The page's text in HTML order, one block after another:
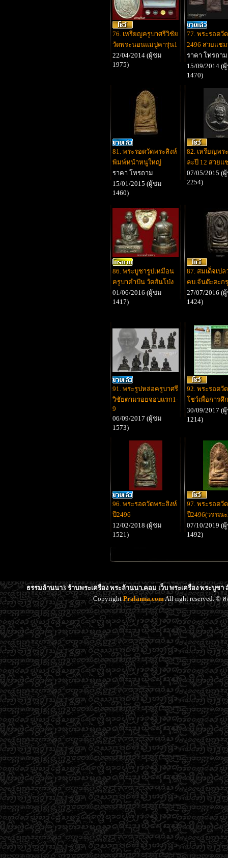
76. เหรียญครูบาศรีวิชัย
วัดพระนอนแม่ปูคารุ่น1
22/04/2014 (ผู้ชม
1975)
77. พระรอดวั
2496 สวยแช
ราคา โทรถาม
15/09/2014 (
1470)
81. พระรอดวัดพระสิงห์
พิมพ์หน้าหนูใหญ่
ราคา โทรถาม
15/01/2015 (ผู้ชม
1460)
82. เหรียญพร
ละปี 12 สวยแ
07/05/2015 (
2254)
86. พระบูชารูปเหมือน
ครูบาคำปัน วัดสันโป่ง
01/06/2016 (ผู้ชม
1417)
87. สมเด็จเปล
คบ.จันต๊ะตะก
27/07/2016 (
1424)
91. พระรูปหล่อครูบาศรี
วิชัยตามรอยจอบแรก1-
9
06/09/2017 (ผู้ชม
1573)
92. พระรอดวั
โชว์เพื่อการศึ
30/09/2017 (
1214)
96. พระรอดวัดพระสิงห์
ปี2496
12/02/2018 (ผู้ชม
1521)
97. พระรอดวั
ปี2496(วรรณ
07/10/2019 (
1492)
ธรรมล้านนา3 ร้านพระเครื่อง พระล้านนา.คอม เว็บ พระเครื่อง พระบูช
CopyrightPralanna.comAll right reserved. ©